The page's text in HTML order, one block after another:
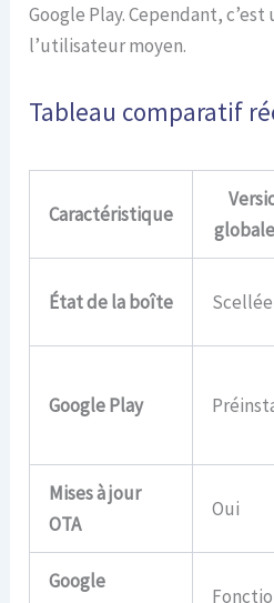
Google Play. Cependant,
l’utilisateur moyen.
Tableau comparatif
Caractéristique
globale
État de la boîte Scellée
Google Play
Mises à jour
OTA
Oui
Google